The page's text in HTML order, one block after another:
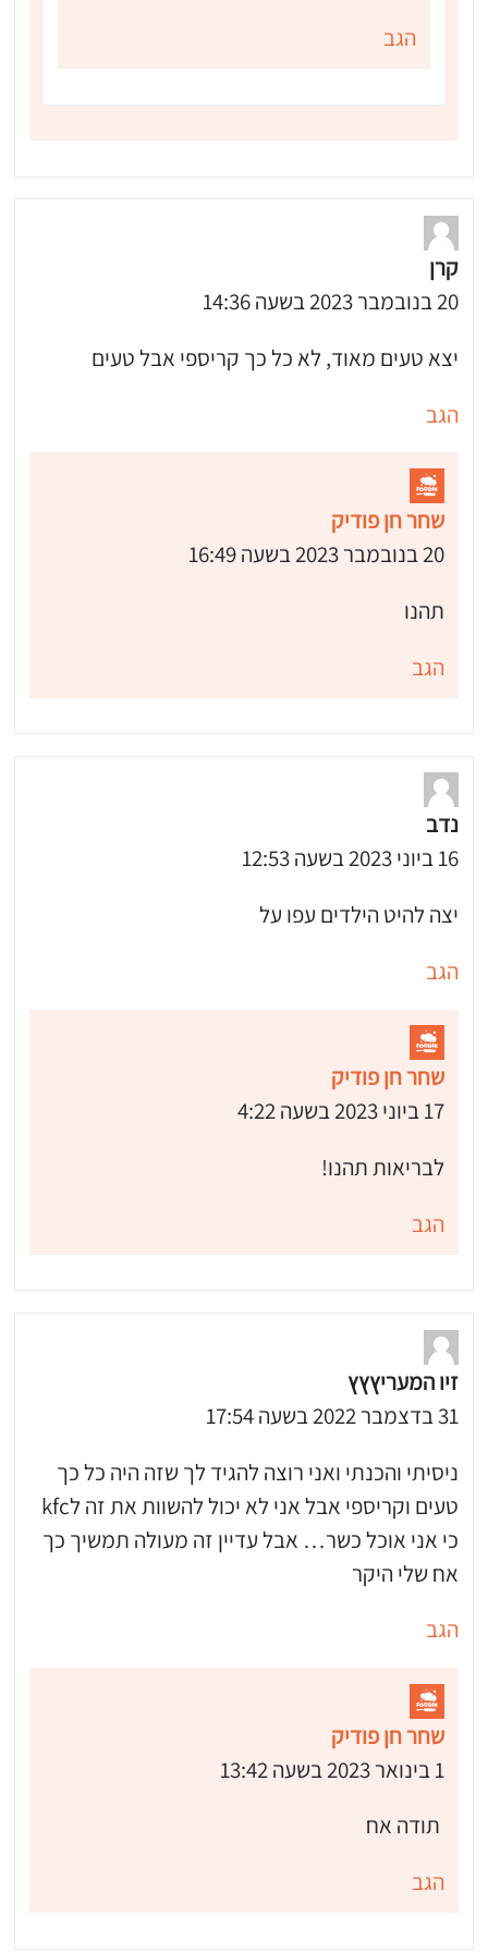
הגב
קרן
20 בנובמבר 2023 בשעה 14:36
יצא טעים מאוד, לא כל כך קריספי אבל טעים
הגב
שחר חן פודיק
20 בנובמבר 2023 בשעה 16:49
תהנו
הגב
נדב
16 ביוני 2023 בשעה 12:53
יצה להיט הילדים עפו על
הגב
שחר חן פודיק
17 ביוני 2023 בשעה 4:22
לבריאות תהנו!
הגב
זיו המעריץץץ
31 בדצמבר 2022 בשעה 17:54
ניסיתי והכנתי ואני רוצה להגיד לך שזה היה כל כך
טעים וקריספי אבל אני לא יכול להשוות את זה לkfc
כי אני אוכל כשר… אבל עדיין זה מעולה תמשיך כך
אח שלי היקר
הגב
שחר חן פודיק
1 בינואר 2023 בשעה 13:42
תודה אח
הגב